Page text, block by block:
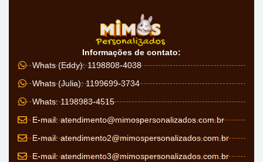
Informações de contato:
Whats (Eddy): 1198808-4038
Whats (Julia): 1199699-3734
Whats: 1198983-4515
E-mail:atendimento@mimospersonalizados.com.br
E-mail:atendimento2@mimospersonalizados.com.br
E-mail:atendimento3@mimospersonalizados.com.br